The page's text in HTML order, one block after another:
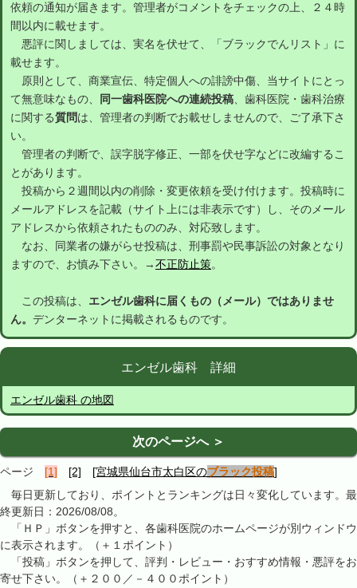
依頼の通知が届きます。管理者がコメントをチェックの上、２４時
間以内に載せます。
悪評に関しましては、実名を伏せて、「ブラックでんリスト」に
載せます。
原則として、商業宣伝、特定個人への誹謗中傷、当サイトにとっ
て無意味なもの、
同一歯科医院への連続投稿、歯科医院・歯科治療
に関する質問は、管理者の判断でお載せしませんので、ご了承下さ
い。
管理者の判断で、誤字脱字修正、一部を伏せ字などに改編するこ
とがあります。
投稿から２週間以内の削除・変更依頼を受け付けます。投稿時に
メールアドレスを記載（サイト上には非表示です）し、そのメール
アドレスから依頼されたもののみ、対応致します。
なお、同業者の嫌がらせ投稿は、刑事罰や民事訴訟の対象となり
ますので、お慎み下さい。→不正防止策。
この投稿は、 エンゼル歯科に届くもの（メール）ではありませ
ん。 デンターネットに掲載されるものです。
エンゼル歯科 詳細
エンゼル歯科 の地図
次のページへ ＞
ページ [1] [2] [宮城県仙台市太白区のブラック投稿]
毎日更新しており、ポイントとランキングは日々変化しています。最
終更新日：2026/08/08。
「ＨＰ」ボタンを押すと、各歯科医院のホームページが別ウィンドウ
に表示されます。（＋１ポイント）
「投稿」ボタンを押して、評判・レビュー・おすすめ情報・悪評をお
寄せ下さい。（＋２００／－４００ポイント）